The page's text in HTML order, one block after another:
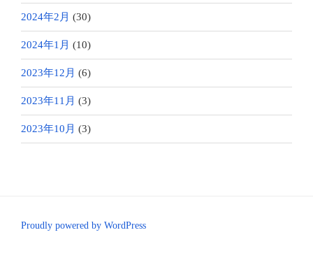
2024年2月 (30)
2024年1月 (10)
2023年12月 (6)
2023年11月 (3)
2023年10月 (3)
Proudly powered by WordPress